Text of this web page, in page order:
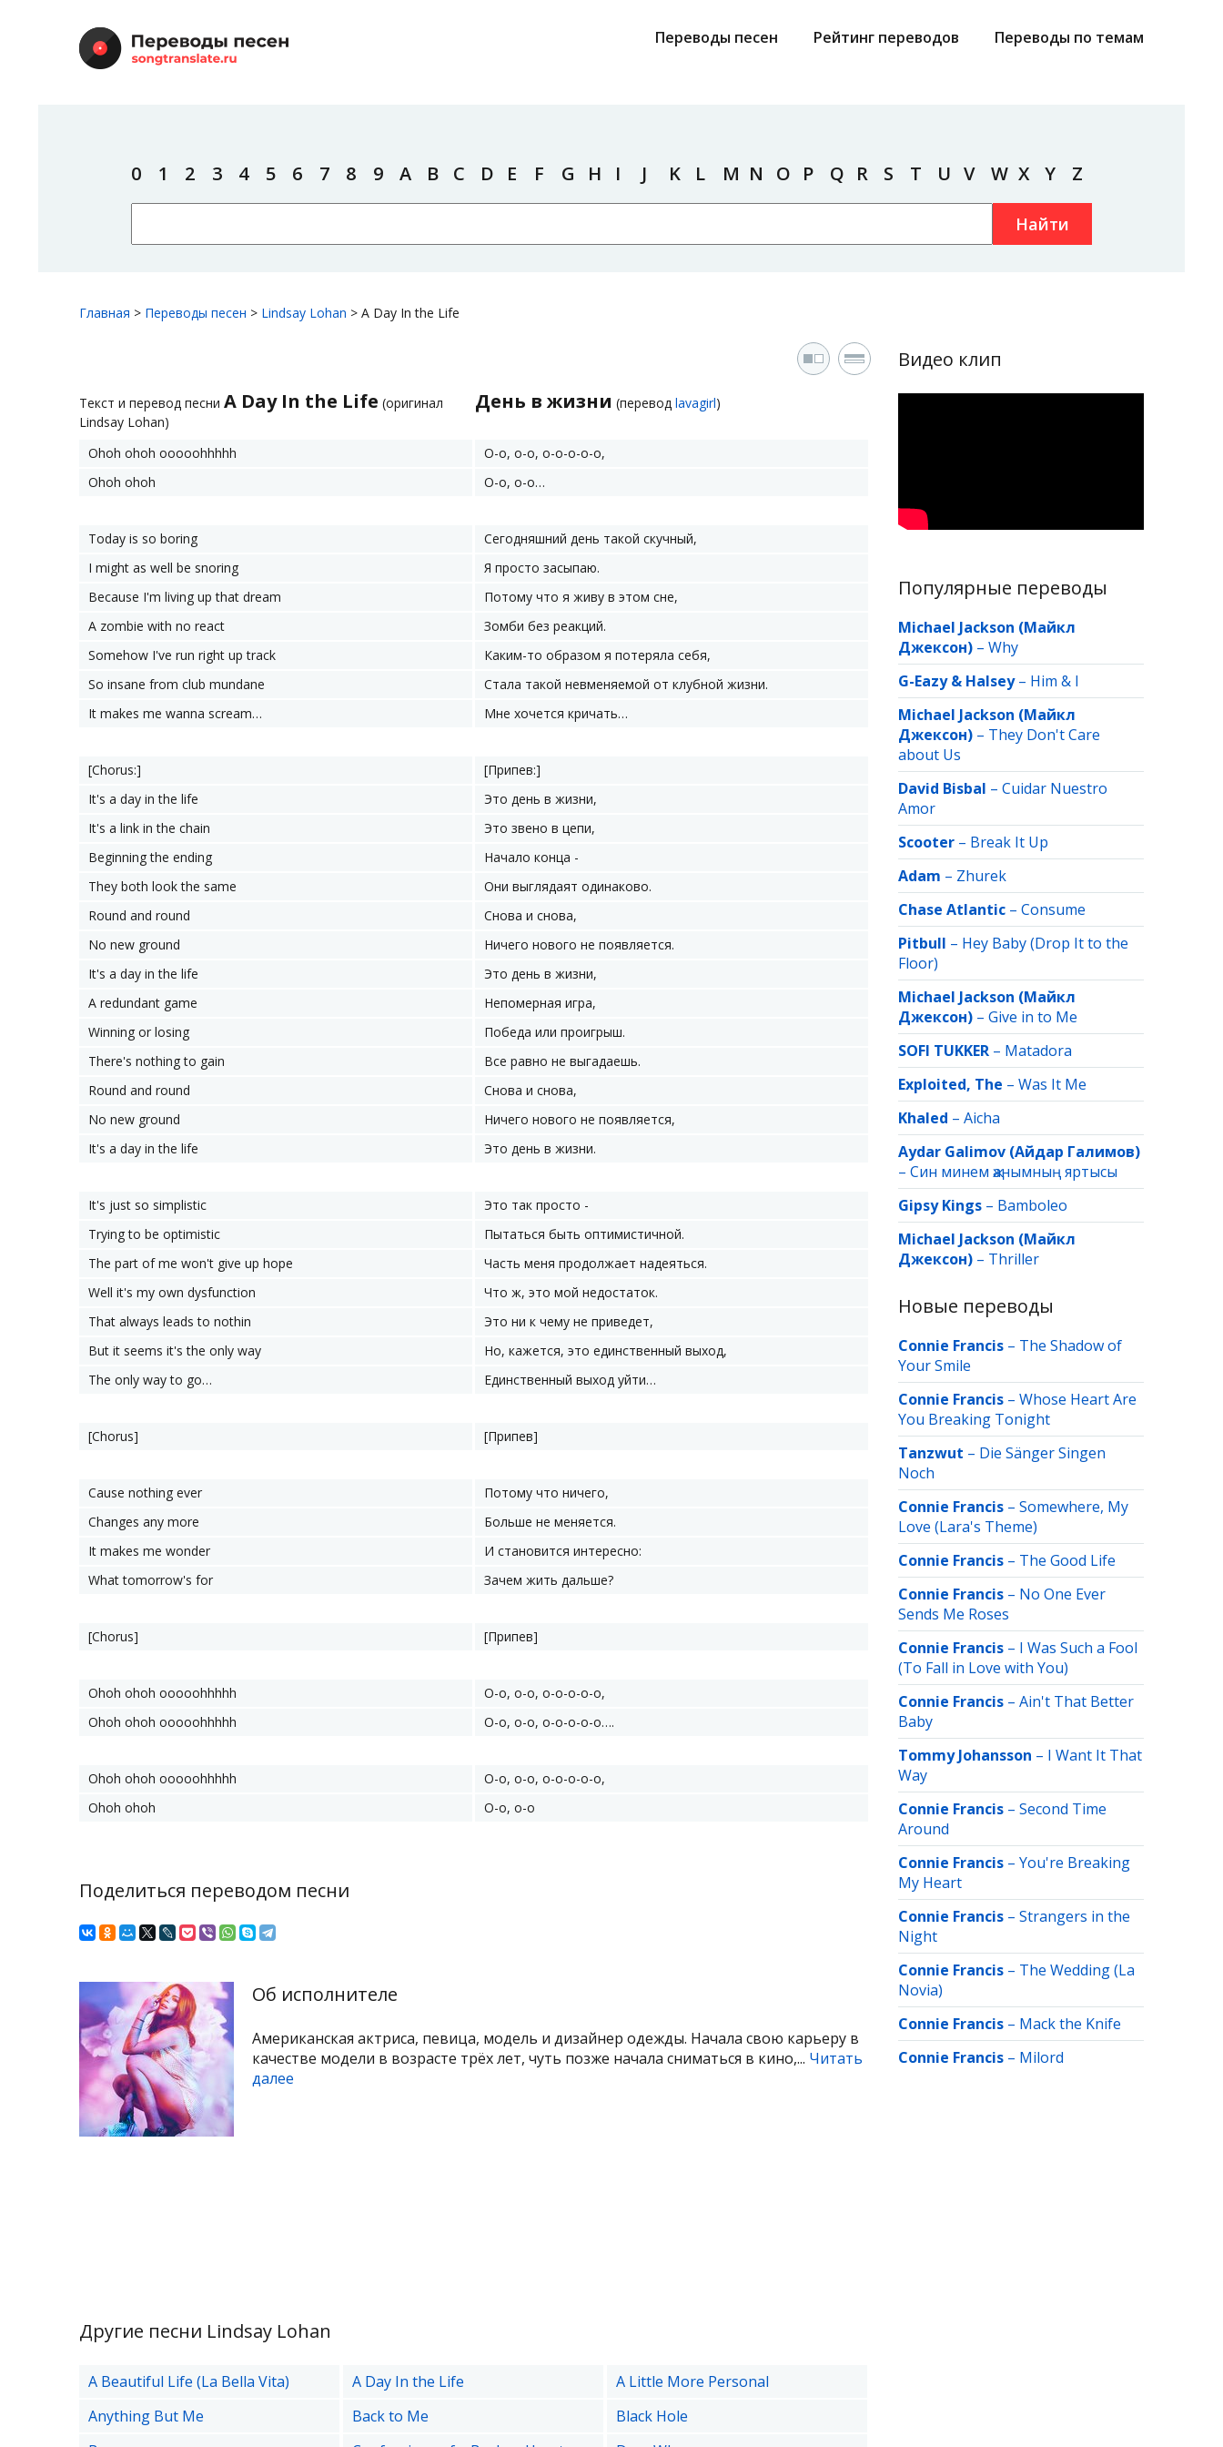
Переводы песен Рейтинг переводов Переводы по темам
0 1 2 3 4 5 6 7 8 9 A B C D E F G H I J K L M N O P Q R S T U V W X Y Z
Найти
Главная > Переводы песен > Lindsay Lohan > A Day In the Life
Текст и перевод песни A Day In the Life (оригинал
Lindsay Lohan)
День в жизни (перевод lavagirl)
Ohoh ohoh ooooohhhhh
О-о, о-о, о-о-о-о-о,
Ohoh ohoh
О-о, о-о…
Today is so boring
Сегодняшний день такой скучный,
I might as well be snoring
Я просто засыпаю.
Because I'm living up that dream
Потому что я живу в этом сне,
A zombie with no react
Зомби без реакций.
Somehow I've run right up track
Каким-то образом я потеряла себя,
So insane from club mundane
Стала такой невменяемой от клубной жизни.
It makes me wanna scream…
Мне хочется кричать…
[Chorus:]
[Припев:]
It's a day in the life
Это день в жизни,
It's a link in the chain
Это звено в цепи,
Beginning the ending
Начало конца -
They both look the same
Они выглядаят одинаково.
Round and round
Снова и снова,
No new ground
Ничего нового не появляется.
It's a day in the life
Это день в жизни,
A redundant game
Непомерная игра,
Winning or losing
Победа или проигрыш.
There's nothing to gain
Все равно не выгадаешь.
Round and round
Снова и снова,
No new ground
Ничего нового не появляется,
It's a day in the life
Это день в жизни.
It's just so simplistic
Это так просто -
Trying to be optimistic
Пытаться быть оптимистичной.
The part of me won't give up hope
Часть меня продолжает надеяться.
Well it's my own dysfunction
Что ж, это мой недостаток.
That always leads to nothin
Это ни к чему не приведет,
But it seems it's the only way
Но, кажется, это единственный выход,
The only way to go…
Единственный выход уйти…
[Chorus] [Припев]
Cause nothing ever
Потому что ничего,
Changes any more
Больше не меняется.
It makes me wonder
И становится интересно:
What tomorrow's for
Зачем жить дальше?
[Chorus] [Припев]
Ohoh ohoh ooooohhhhh
О-о, о-о, о-о-о-о-о,
Ohoh ohoh ooooohhhhh
О-о, о-о, о-о-о-о-о….
Ohoh ohoh ooooohhhhh
О-о, о-о, о-о-о-о-о,
Ohoh ohoh
О-о, о-о
Поделиться переводом песни
Об исполнителе
Американская актриса, певица, модель и дизайнер одежды. Начала свою карьеру в
качестве модели в возрасте трёх лет, чуть позже начала сниматься в кино,... Читать
далее
Другие песни Lindsay Lohan
A Beautiful Life (La Bella Vita) A Day In the Life
A Little More Personal
Anything But Me
Back to Me
Black Hole
Видео клип
Популярные переводы
Michael Jackson (Майкл
Джексон) – Why
G-Eazy & Halsey– Him & I
Michael Jackson (Майкл
Джексон) – They Don't Care
about Us
David Bisbal – Cuidar Nuestro
Amor
Scooter – Break It Up
Adam – Zhurek
Chase Atlantic – Consume
Pitbull – Hey Baby (Drop It to the
Floor)
Michael Jackson (Майкл
Джексон) – Give in to Me
SOFI TUKKER – Matadora
Exploited, The – Was It Me
Khaled – Aicha
Aydar Galimov (Айдар Галимов)
– Син минем җанымның яртысы
Gipsy Kings – Bamboleo
Michael Jackson (Майкл
Джексон) – Thriller
Новые переводы
Connie Francis – The Shadow of
Your Smile
Connie Francis – Whose Heart Are
You Breaking Tonight
Tanzwut – Die Sänger Singen
Noch
Connie Francis – Somewhere, My
Love (Lara's Theme)
Connie Francis – The Good Life
Connie Francis – No One Ever
Sends Me Roses
Connie Francis – I Was Such a Fool
(To Fall in Love with You)
Connie Francis – Ain't That Better
Baby
Tommy Johansson – I Want It That
Way
Connie Francis – Second Time
Around
Connie Francis – You're Breaking
My Heart
Connie Francis – Strangers in the
Night
Connie Francis – The Wedding (La
Novia)
Connie Francis – Mack the Knife
Connie Francis – Milord